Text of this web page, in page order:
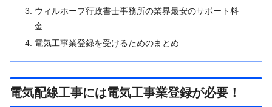
ウィルホープ行政書士事務所の業界最安のサポート料
金
電気工事業登録を受けるためのまとめ
電気配線工事には電気工事業登録が必要！